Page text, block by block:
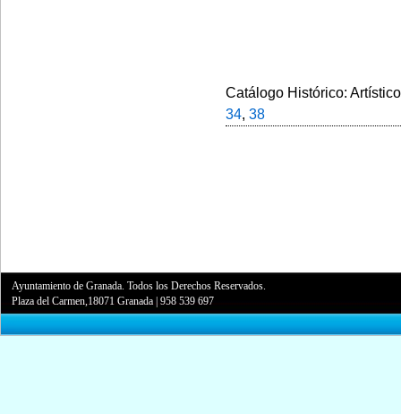
Catálogo Histórico:
34, 38
Ayuntamiento de Granada. Todos los Derechos Reservados.
Plaza del Carmen,18071 Granada |958 539 697